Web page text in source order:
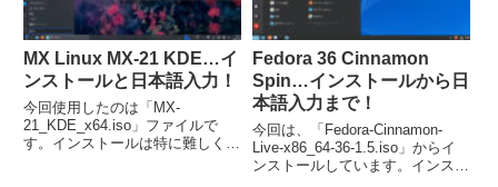
MX Linux MX-21 KDE…イ
ンストールと日本語入力！
今回使用したのは「MX-
21_KDE_x64.iso」ファイルで
す。インストールは特に難しくは
Fedora 36 Cinnamon
Spin…インストールから日
本語入力まで！
今回は、「Fedora-Cinnamon-
Live-x86_64-36-1.5.iso」からイ
ンストールしています。インスト